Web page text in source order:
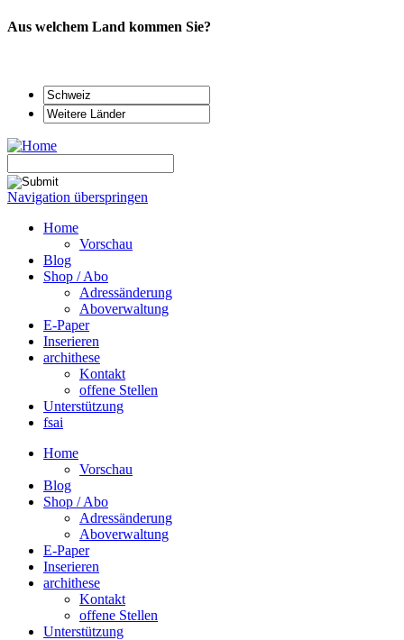
Aus welchem Land kommen Sie?
Navigation überspringen
Home
Vorschau
Blog
Shop / Abo
Adressänderung
Aboverwaltung
E-Paper
Inserieren
archithese
Kontakt
offene Stellen
Unterstützung
fsai
Home
Vorschau
Blog
Shop / Abo
Adressänderung
Aboverwaltung
E-Paper
Inserieren
archithese
Kontakt
offene Stellen
Unterstützung